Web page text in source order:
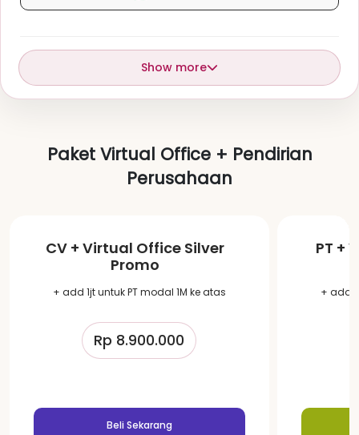
Show more
Paket Virtual Office + Pendirian
Perusahaan
CV + Virtual Office Silver
Promo
+ add 1jt untuk PT modal 1M ke atas
Rp 8.900.000
Beli Sekarang
PT +
+ add